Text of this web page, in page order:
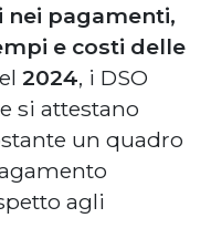
nei pagamenti,
e costi delle
2024, i DSO
si attestano
un quadro
agli